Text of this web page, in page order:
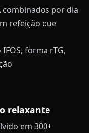
combinados por dia
refeição que
forma rTG,
relaxante
em 300+